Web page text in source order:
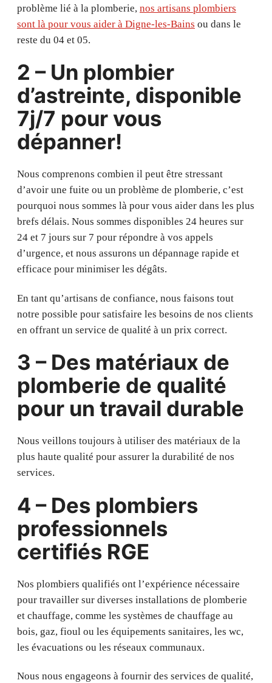
problème lié à la plomberie, nos artisans plombiers
sont là pour vous aider à Digne-les-Bains ou dans le
reste du 04 et 05.
2 – Un plombier
d’astreinte, disponible
7j/7 pour vous
dépanner!
Nous comprenons combien il peut être stressant
d’avoir une fuite ou un problème de plomberie, c’est
pourquoi nous sommes là pour vous aider dans les plus
brefs délais. Nous sommes disponibles 24 heures sur
24 et 7 jours sur 7 pour répondre à vos appels
d’urgence, et nous assurons un dépannage rapide et
efficace pour minimiser les dégâts.
En tant qu’artisans de confiance, nous faisons tout
notre possible pour satisfaire les besoins de nos clients
en offrant un service de qualité à un prix correct.
3 – Des matériaux de
plomberie de qualité
pour un travail durable
Nous veillons toujours à utiliser des matériaux de la
plus haute qualité pour assurer la durabilité de nos
services.
4 – Des plombiers
professionnels
certifiés RGE
Nos plombiers qualifiés ont l’expérience nécessaire
pour travailler sur diverses installations de plomberie
et chauffage, comme les systèmes de chauffage au
bois, gaz, fioul ou les équipements sanitaires, les wc,
les évacuations ou les réseaux communaux.
Nous nous engageons à fournir des services de qualité,